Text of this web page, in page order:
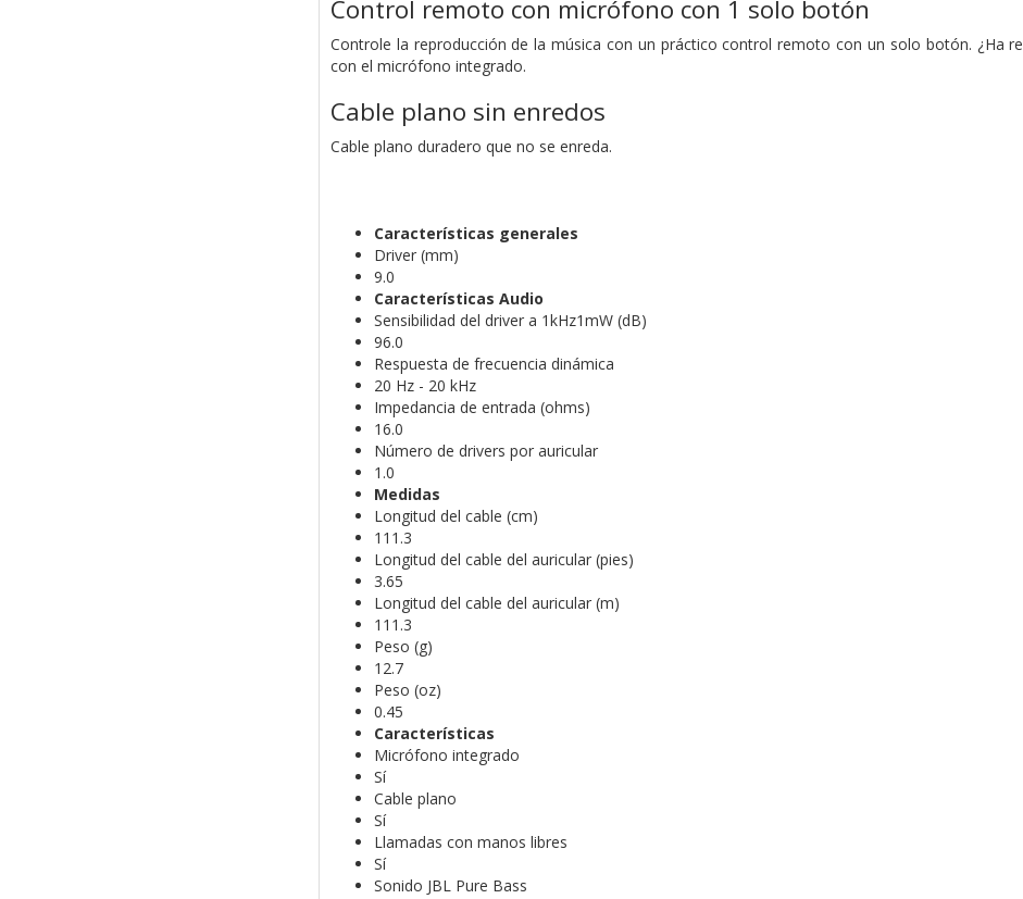
Control remoto con micrófono con 1 solo botón
Controle la reproducción de la música con un práctico control remoto con un solo botón. ¿Ha
con el micrófono integrado.
Cable plano sin enredos
Cable plano duradero que no se enreda.
Características generales
Driver (mm)
9.0
Características Audio
Sensibilidad del driver a 1kHz1mW (dB)
96.0
Respuesta de frecuencia dinámica
20 Hz - 20 kHz
Impedancia de entrada (ohms)
16.0
Número de drivers por auricular
1.0
Medidas
Longitud del cable (cm)
111.3
Longitud del cable del auricular (pies)
3.65
Longitud del cable del auricular (m)
111.3
Peso (g)
12.7
Peso (oz)
0.45
Características
Micrófono integrado
Sí
Cable plano
Sí
Llamadas con manos libres
Sí
Sonido JBL Pure Bass